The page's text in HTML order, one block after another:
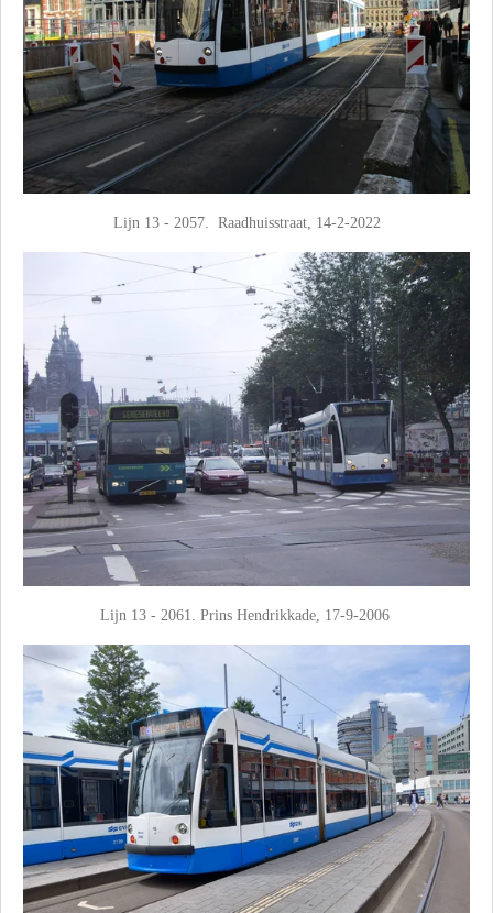
Lijn 13 - 2057. Raadhuisstraat, 14-2-2022
Lijn 13 - 2061. Prins Hendrikkade, 17-9-2006